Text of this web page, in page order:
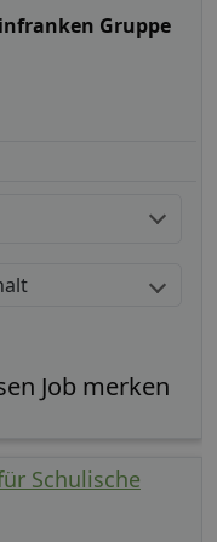
Gruppe
Schulische